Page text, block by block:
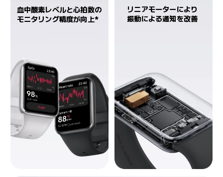
血中酸素レベルと心拍数の
モニタリング精度が向上*
リニアモーターにより
振動による通知を改善